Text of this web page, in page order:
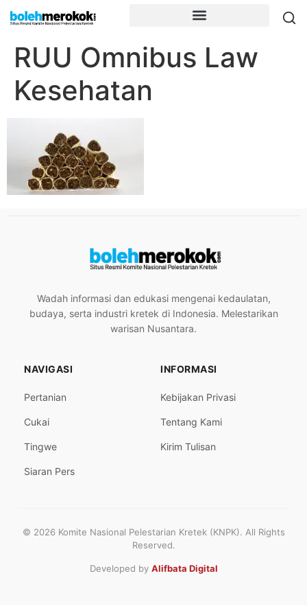
RUU Omnibus Law
Kesehatan
Wadah informasi dan edukasi mengenai kedaulatan,
budaya, serta industri kretek di Indonesia. Melestarikan
warisan Nusantara.
NAVIGASI
Pertanian
Cukai
Tingwe
Siaran Pers
INFORMASI
Kebijakan Privasi
Tentang Kami
Kirim Tulisan
© 2026 Komite Nasional Pelestarian Kretek (KNPK). All Rights
Reserved.
Developed by Alifbata Digital